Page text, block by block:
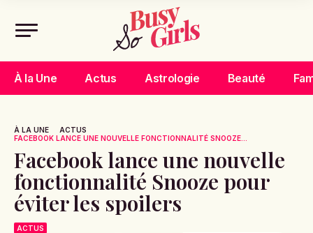
À la Une Actus Astrologie Beauté
À LA UNE
ACTUS
FACEBOOK LANCE UNE NOUVELLE FONCTIONNALITÉ SNOOZE...
Facebook lance une nouvelle
fonctionnalité Snooze pour
éviter les spoilers
ACTUS